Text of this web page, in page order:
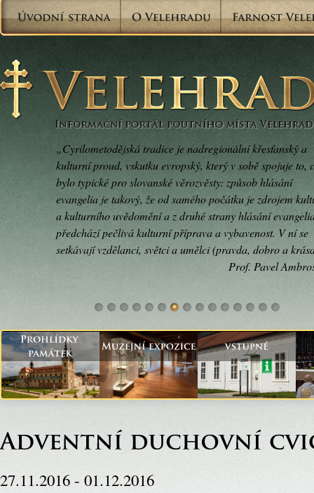
„Cyrilometodějská tradice je nadregionální křesťanský a
kulturní proud, vskutku evropský, který v sobě spojuje to,
bylo typické pro slovanské věrozvěsty: způsob hlásání
evangelia je takový, že od samého počátku je zdrojem
a kulturního uvědomění a z druhé strany hlásání
předchází pečlivá kulturní příprava a vybavenost. V ní se
setkávají vzdělanci, světci a umělci (pravda, dobro a
Prof. Pavel
27.11.2016 - 01.12.2016